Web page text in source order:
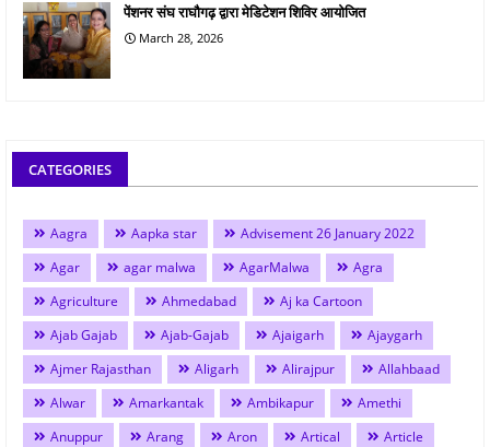
पेंशनर संघ राघौगढ़ द्वारा मेडिटेशन शिविर आयोजित
March 28, 2026
CATEGORIES
Aagra Aapka star
Advisement 26 January 2022
Agar
agar malwa AgarMalwa
Agra
Agriculture
Ahmedabad
Aj ka Cartoon
Ajab Gajab
Ajab-Gajab Ajaigarh
Ajaygarh
Ajmer Rajasthan
Aligarh Alirajpur
Allahbaad
Alwar
Amarkantak Ambikapur
Amethi
Anuppur
Arang Aron Artical
Article